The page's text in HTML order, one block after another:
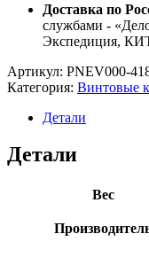
Доставка по
службами -
Экспедиция,
Артикул: PNEV000-
Категория: Винтовые
Детали
Детали
Вес